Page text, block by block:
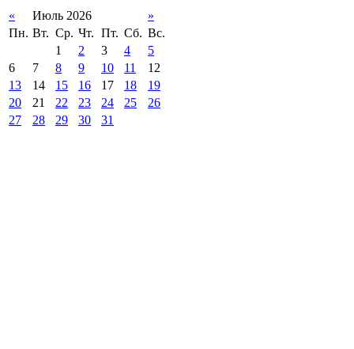
« Июль 2026
»
Пн. Вт. Ср. Чт. Пт. Сб. Вс.
1
2 3 4
5
6
7 8 9 10 11
12
13
14 15 16 17 18
19
20
21 22 23 24 25
26
27
28 29 30 31